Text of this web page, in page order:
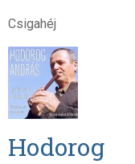
Csigahéj
Hodorog